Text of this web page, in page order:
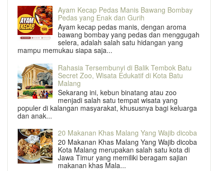
Ayam Kecap Pedas Manis Bawang Bombay
Pedas yang Enak dan Gurih
Ayam kecap pedas manis, dengan aroma
bawang bombay yang pedas dan menggugah
selera, adalah salah satu hidangan yang
mampu memukau siapa saja...
Rahasia Tersembunyi di Balik Tembok Batu
Secret Zoo, Wisata Edukatif di Kota Batu
Malang
Sekarang ini, kebun binatang atau zoo
menjadi salah satu tempat wisata yang
populer di kalangan masyarakat, khususnya bagi keluarga
dan anak...
20 Makanan Khas Malang Yang Wajib dicoba
20 Makanan Khas Malang Yang Wajib dicoba
Kota Malang merupakan salah satu kota di
Jawa Timur yang memiliki beragam sajian
makanan khas Mala...